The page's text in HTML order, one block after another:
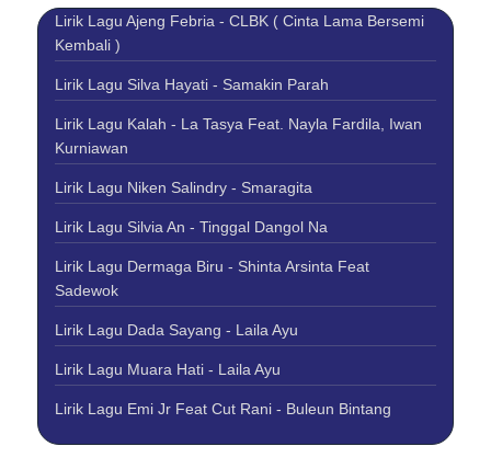
Lirik Lagu Ajeng Febria - CLBK ( Cinta Lama Bersemi
Kembali )
Lirik Lagu Silva Hayati - Samakin Parah
Lirik Lagu Kalah - La Tasya Feat. Nayla Fardila, Iwan
Kurniawan
Lirik Lagu Niken Salindry - Smaragita
Lirik Lagu Silvia An - Tinggal Dangol Na
Lirik Lagu Dermaga Biru - Shinta Arsinta Feat
Sadewok
Lirik Lagu Dada Sayang - Laila Ayu
Lirik Lagu Muara Hati - Laila Ayu
Lirik Lagu Emi Jr Feat Cut Rani - Buleun Bintang